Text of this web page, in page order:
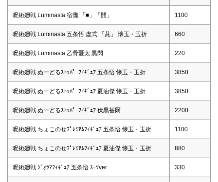
呪術廻戦 Luminasta 宿儺 「■」「開」 1100
呪術廻戦 Luminasta 五条悟 虚式 「茈」 懐玉・玉折 660
呪術廻戦 Luminasta 乙骨憂太 黒閃 220
呪術廻戦 ぬーどるｽﾄｯﾊﾟｰﾌｨｷﾞｭｱ 五条悟 懐玉・玉折 3850
呪術廻戦 ぬーどるｽﾄｯﾊﾟｰﾌｨｷﾞｭｱ 夏油傑 懐玉・玉折 3850
呪術廻戦 ぬーどるｽﾄｯﾊﾟｰﾌｨｷﾞｭｱ 伏黒甚爾 2200
呪術廻戦 ちょこのせﾌﾟﾚﾐｱﾑﾌｨｷﾞｭｱ 五条悟 懐玉・玉折 1100
呪術廻戦 ちょこのせﾌﾟﾚﾐｱﾑﾌｨｷﾞｭｱ 夏油傑 懐玉・玉折 880
呪術廻戦 ｼﾞｵﾗﾏﾌｨｷﾞｭｱ 五条悟 ｽｰﾂver. 330